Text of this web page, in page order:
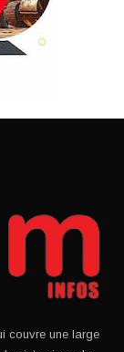
couvre une large